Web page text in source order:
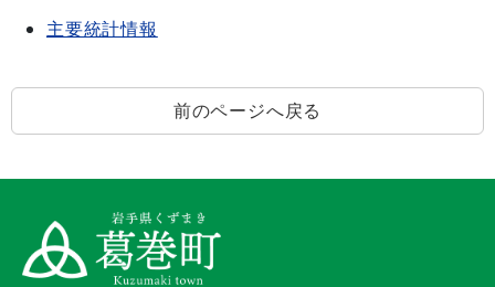
主要統計情報
前のページへ戻る